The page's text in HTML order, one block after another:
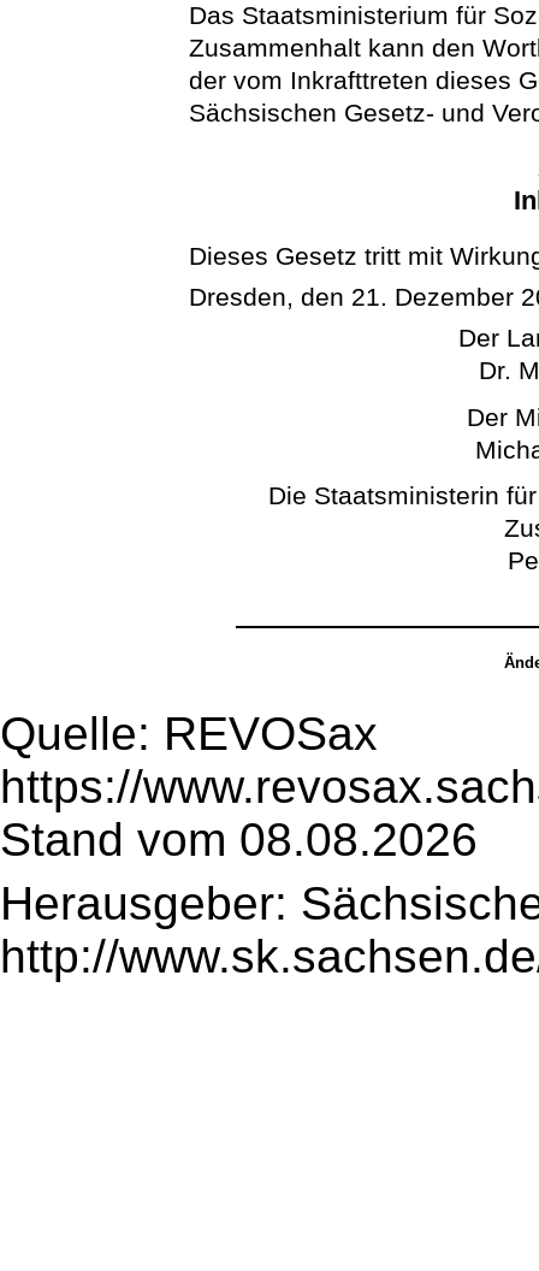
Das Staatsministerium für
Zusammenhalt kann den
der vom Inkrafttreten dieses
Sächsischen Gesetz- und
Dieses Gesetz tritt mit
Dresden, den 21. Dezember
Der
Dr.
Der
Die Staatsministerin
Quelle: REVOSax
https://
Stand vom 08.08.2026
Herausgeber:
http://